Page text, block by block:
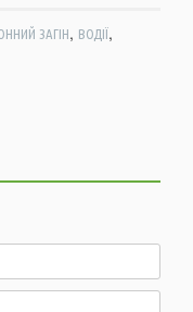
ЗАГІН, ВОДІЇ,